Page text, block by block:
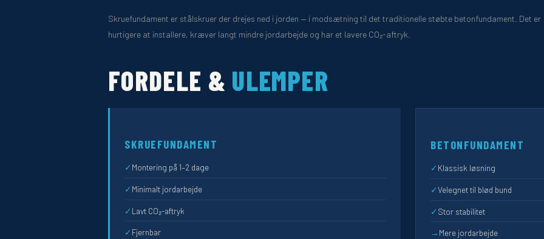
Skruefundament er stålskruer der drejes ned i jorden — i modsætning til det traditionelle støbte betonfundament. Det er
hurtigere at installere, kræver langt mindre jordarbejde og har et lavere CO₂-aftryk.
FORDELE & ULEMPER
SKRUEFUNDAMENT
✓ Montering på 1–2 dage
✓ Minimalt jordarbejde
✓ Lavt CO₂-aftryk
✓ Fjernbar
BETONFUNDAMENT
✓ Klassisk løsning
✓Velegnet til blød bund
✓ Stor stabilitet
→ Mere jordarbejde